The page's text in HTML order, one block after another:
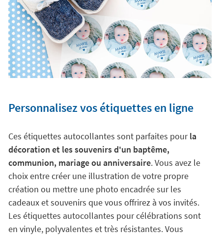
Personnalisez vos étiquettes en ligne
Ces étiquettes autocollantes sont parfaites pourla
décoration et les souvenirs d'un baptême,
communion, mariage ou anniversaire. Vous avez le
choix entre créer une illustration de votre propre
création ou mettre une photo encadrée sur les
cadeaux et souvenirs que vous offrirez à vos invités.
Les étiquettes autocollantes pour célébrations sont
en vinyle, polyvalentes et très résistantes. Vous